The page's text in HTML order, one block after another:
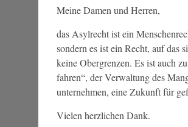
Meine Damen und Herren,
das Asylrecht ist ein
sondern es ist ein Recht, auf das
keine Obergrenzen. Es ist auch
fahren“, der Verwaltung des
unternehmen, eine Zukunft für
Vielen herzlichen Dank.